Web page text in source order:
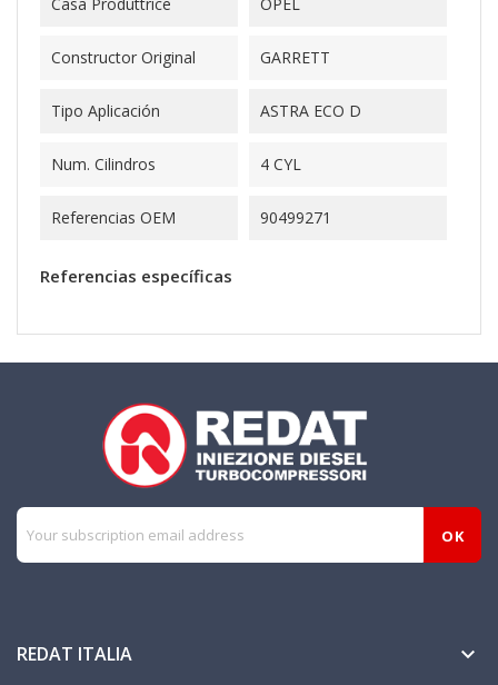
Constructor Original GARRETT
Tipo Aplicación ASTRA ECO D
Num. Cilindros 4 CYL
Referencias OEM 90499271
Referencias específicas
REDAT ITALIA 